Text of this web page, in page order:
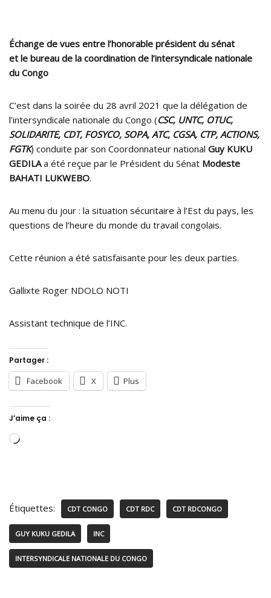
Échange de vues entre l’honorable président du sénat
et le bureau de la coordination de l’intersyndicale nationale
du Congo
C’est dans la soirée du 28 avril 2021 que la délégation de
l’intersyndicale nationale du Congo (CSC, UNTC, OTUC,
SOLIDARITE, CDT, FOSYCO, SOPA, ATC, CGSA, CTP, ACTIONS,
FGTK) conduite par son Coordonnateur national Guy KUKU
GEDILAa été reçue par le Président du Sénat Modeste
BAHATI LUKWEBO.
Au menu du jour : la situation sécuritaire à l’Est du pays, les
questions de l’heure du monde du travail congolais.
Cette réunion a été satisfaisante pour les deux parties.
Gallixte Roger NDOLO NOTI
Assistant technique de l’INC.
Partager :
Facebook X Plus
J’aime ça :
Étiquettes: CDT CONGO CDT RDC CDT RDCONGO
GUY KUKU GEDILA INC
INTERSYNDICALE NATIONALE DU CONGO